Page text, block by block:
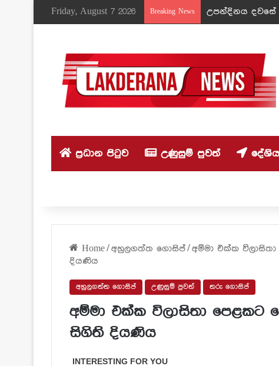
Friday, August 7 2026 Breaking News උපන්දිනය දවසේ
ප්‍රධාන පිටුව උණුසුම් පුවත්
Home/අහුලගත්ත ගොසිප්/අම්මා එක්ක
දියණිය
අහුලගත්ත ගොසිප් උණුසුම් පුවත් තරු ගොසිප්
අම්මා එක්ක විලාසිතා පෙළකට
සිගිති දියණිය